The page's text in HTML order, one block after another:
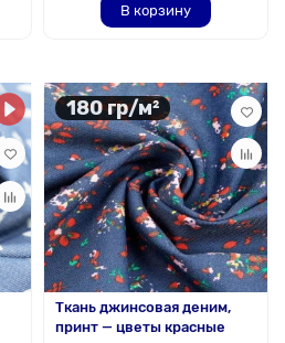
В корзину
180 гр/м²
Ткань джинсовая деним,
принт — цветы красные